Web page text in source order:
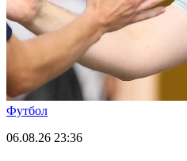
Футбол
06.08.26 23:36